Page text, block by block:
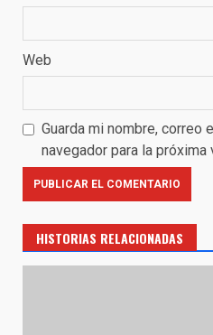
Web
Guarda mi nombre, correo
navegador para la próxima
HISTORIAS RELACIONADAS